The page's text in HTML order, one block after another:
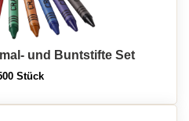
und Buntstifte Set
Stück